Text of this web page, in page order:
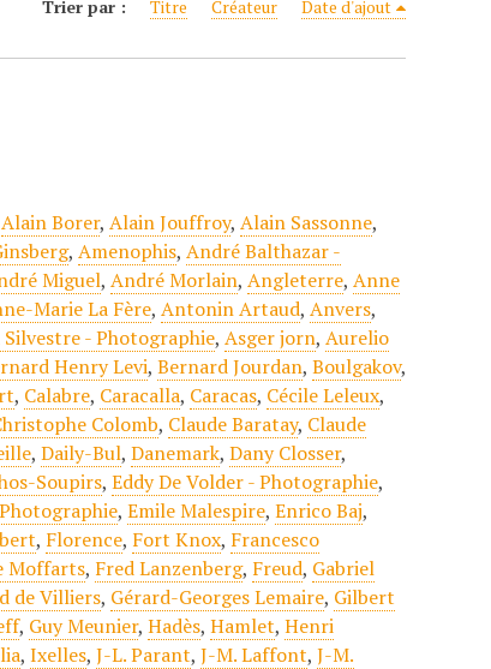
Trier par : Titre Créateur Date d'ajout
Alain Borer,Alain Jouffroy,Alain Sassonne,
,Amenophis,André Balthazar -
Miguel,André Morlain,Angleterre,Anne
Marie La Fère,Antonin Artaud,Anvers,
- Photographie,Asger jorn,Aurelio
Henry Levi,Bernard Jourdan,Boulgakov,
, Calabre, Caracalla, Caracas, Cécile Leleux,
Colomb, Claude Baratay, Claude
,Daily-Bul,Danemark,Dany Closser,
Soupirs,Eddy De Volder - Photographie,
,Emile Malespire,Enrico Baj,
, Florence, Fort Knox, Francesco
Moffarts, Fred Lanzenberg, Freud, Gabriel
de Villiers, Gérard-Georges Lemaire, Gilbert
, Guy Meunier,Hadès,Hamlet,Henri
,Ixelles,J-L. Parant,J-M. Laffont,J-M.